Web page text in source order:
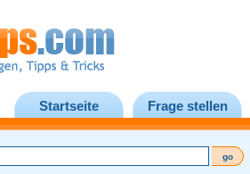
Startseite Frage stellen